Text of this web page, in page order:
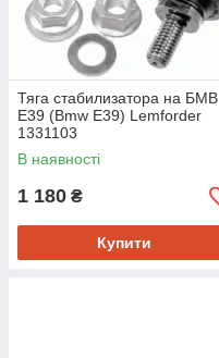
Тяга стабилизатора на БМВ
Е39 (Bmw E39) Lemforder
1331103
В наявності
1 180 ₴
Купити